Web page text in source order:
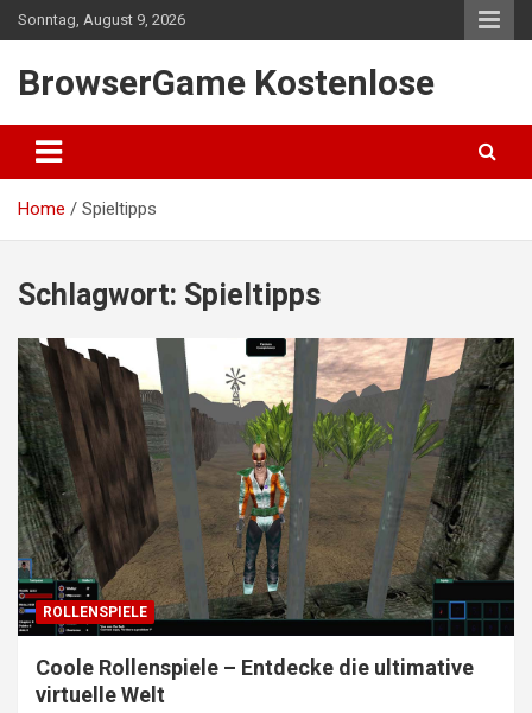
Skip
to
Sonntag, August 9, 2026
BrowserGame Kostenlose
Home Spieltipps
Schlagwort: Spieltipps
ROLLENSPIELE
Coole Rollenspiele – Entdecke die ultimative
virtuelle Welt